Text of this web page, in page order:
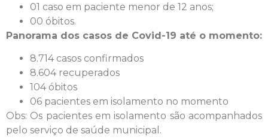
01 caso em paciente menor de 12 anos;
00 óbitos.
Panorama dos casos de Covid-19 até o momento:
8.714 casos confirmados
8.604 recuperados
104 óbitos
06 pacientes em isolamento no momento
Obs: Os pacientes em isolamento são acompanhados
pelo serviço de saúde municipal.